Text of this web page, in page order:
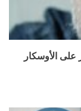
على الأوسكار